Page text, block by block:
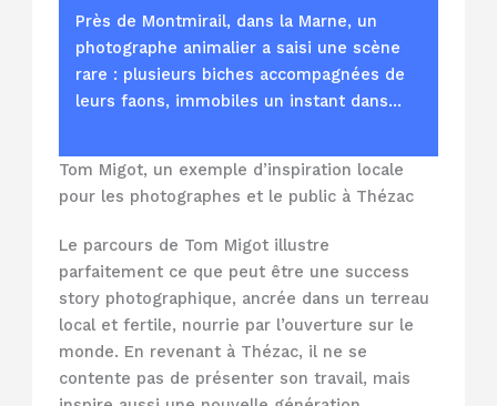
Près de Montmirail, dans la Marne, un
photographe animalier a saisi une scène
rare : plusieurs biches accompagnées de
leurs faons, immobiles un instant dans…
Tom Migot, un exemple d’inspiration locale
pour les photographes et le public à Thézac
Le parcours de Tom Migot illustre
parfaitement ce que peut être une success
story photographique, ancrée dans un terreau
local et fertile, nourrie par l’ouverture sur le
monde. En revenant à Thézac, il ne se
contente pas de présenter son travail, mais